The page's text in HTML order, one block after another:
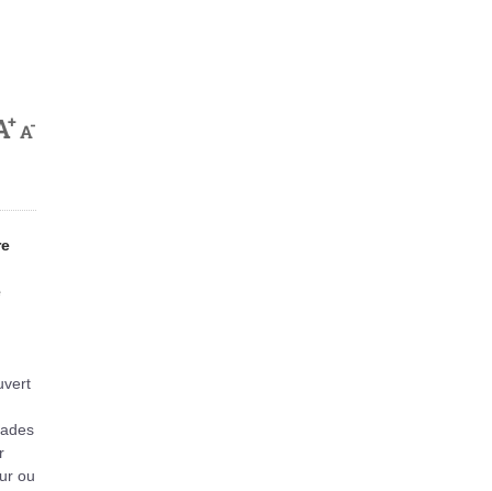
+A-
ou